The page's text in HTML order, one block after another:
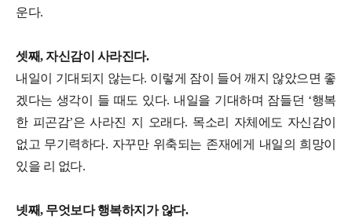
운다.
셋째, 자신감이 사라진다.
내일이 기대되지 않는다. 이렇게 잠이 들어 깨지 않았으면 좋
겠다는 생각이 들 때도 있다. 내일을 기대하며 잠들던 ‘행복
한 피곤감’은 사라진 지 오래다. 목소리 자체에도 자신감이
없고 무기력하다. 자꾸만 위축되는 존재에게 내일의 희망이
있을 리 없다.
넷째, 무엇보다 행복하지가 않다.